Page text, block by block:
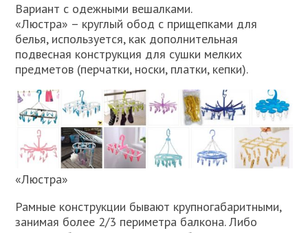
Вариант с одежными вешалками.
«Люстра» – круглый обод с прищепками для
белья, используется, как дополнительная
подвесная конструкция для сушки мелких
предметов (перчатки, носки, платки, кепки).
«Люстра»
Рамные конструкции бывают крупногабаритными,
занимая более 2/3 периметра балкона. Либо